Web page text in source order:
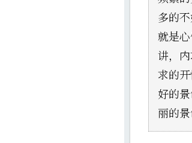
多的
就是
讲，
求的
好的
丽的